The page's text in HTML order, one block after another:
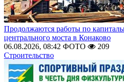
Продолжаются работы по
центрального моста в Конаково
06.08.2026, 08:42 ФОТО
209
Строительство